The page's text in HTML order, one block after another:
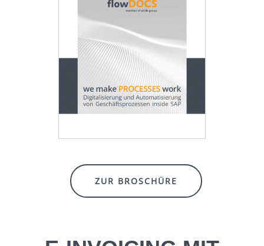
KONTAKT
ZUR BROSCHÜRE